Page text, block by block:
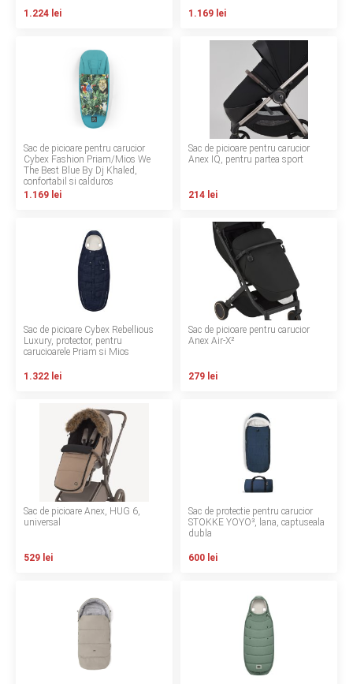
Politica de confidentialitate
Politica de utilizare cookie-uri
Politica de livrare si retur
Garantia produselor
Instalare scaune/scoici auto
ANPC SAL
Copyright 2026 BabyMatters
1.224 lei 1.169 lei
Sac de picioare pentru carucior
Cybex Fashion Priam/Mios We
The Best Blue By Dj Khaled,
confortabil si calduros
1.169 lei
Sac de picioare pentru carucior
Anex IQ, pentru partea sport
214 lei
Sac de picioare Cybex Rebellious
Luxury, protector, pentru
carucioarele Priam si Mios
1.322 lei
Sac de picioare pentru carucior
Anex Air-X²
279 lei
Sac de picioare Anex, HUG 6,
universal
529 lei
Sac de protectie pentru carucior
STOKKE YOYO³, lana, captuseala
dubla
600 lei